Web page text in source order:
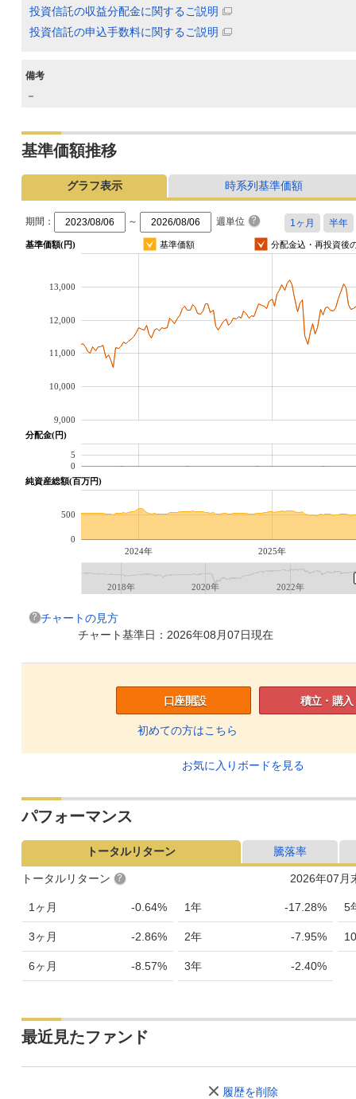
投資信託の収益分配金に関するご説明
投資信託の申込手数料に関するご説明
備考
－
基準価額推移
グラフ表示 時系列基準価額
期間： ～ 週単位
基準価額(円) 基準価額 分配金込・再投資後
9,000
10,000
11,000
12,000
13,000
分配金(円)
0
5
純資産総額(百万円)
2024年 2025年
0
500
2018年 2020年 2022年
チャートの見方
チャート基準日：2026年08月07日現在
口座開設
初めての方はこちら
積立・購入
お気に入りボードを見る
パフォーマンス
トータルリターン 騰落率
2026年07月
トータルリターン
1ヶ月 -0.64%
3ヶ月 -2.86%
6ヶ月 -8.57%
1年 -17.28%
2年 -7.95%
3年 -2.40%
5
最近見たファンド
履歴を削除